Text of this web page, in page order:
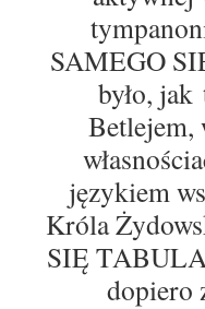
SAMEGO
było, jak
Betlejem,
językiem
Króla Żyd
SIĘ
dopiero